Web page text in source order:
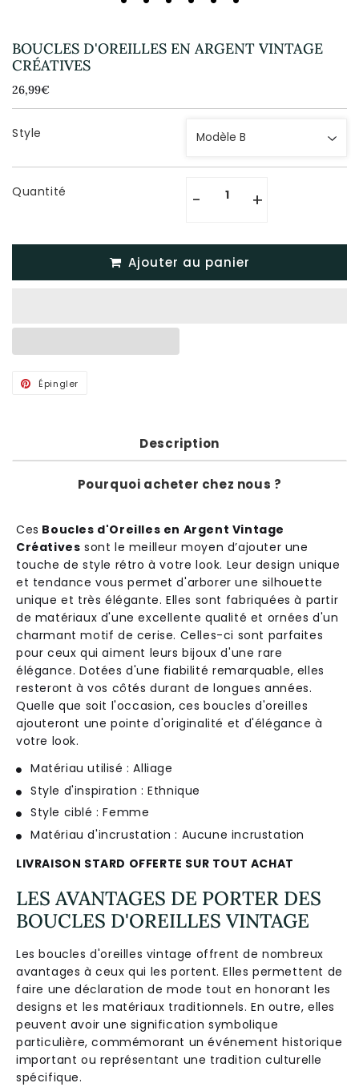
BOUCLES D'OREILLES EN ARGENT VINTAGE
CRÉATIVES
26,99€
Unit
price
Style
Quantité - +
Ajouter au panier
Épingler
Description
Pourquoi acheter chez nous ?
Ces Boucles d'Oreilles en Argent Vintage
Créatives sont le meilleur moyen d’ajouter une
touche de style rétro à votre look. Leur design unique
et tendance vous permet d'arborer une silhouette
unique et très élégante. Elles sont fabriquées à partir
de matériaux d'une excellente qualité et ornées d'un
charmant motif de cerise. Celles-ci sont parfaites
pour ceux qui aiment leurs bijoux d'une rare
élégance. Dotées d'une fiabilité remarquable, elles
resteront à vos côtés durant de longues années.
Quelle que soit l'occasion, ces boucles d'oreilles
ajouteront une pointe d'originalité et d'élégance à
votre look.
Matériau utilisé : Alliage
Style d'inspiration : Ethnique
Style ciblé : Femme
Matériau d'incrustation : Aucune incrustation
LIVRAISON STARD OFFERTE SUR TOUT ACHAT
LES AVANTAGES DE PORTER DES
BOUCLES D'OREILLES VINTAGE
Les boucles d'oreilles vintage offrent de nombreux
avantages à ceux qui les portent. Elles permettent de
faire une déclaration de mode tout en honorant les
designs et les matériaux traditionnels. En outre, elles
peuvent avoir une signification symbolique
particulière, commémorant un événement historique
important ou représentant une tradition culturelle
spécifique.